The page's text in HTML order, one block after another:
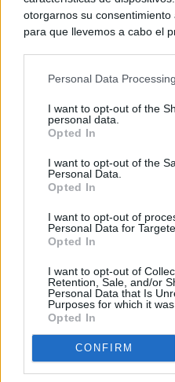
otorgarnos su
para que llevemos a cabo el
negar su consentimiento.
de su consentimiento, pero
rechazar tal procesamiento.
cualquier momento entrando
visitando nuestra política de
Personal Data
I want to opt-out of the
personal data.
Opted In
I want to opt-out of the
Personal Data.
Opted In
I want to opt-out of
Personal Data for
Opted In
I want to opt-out of
Retention, Sale, and/or
Personal Data that Is
Purposes for which it was
Opted In
CONFIRM